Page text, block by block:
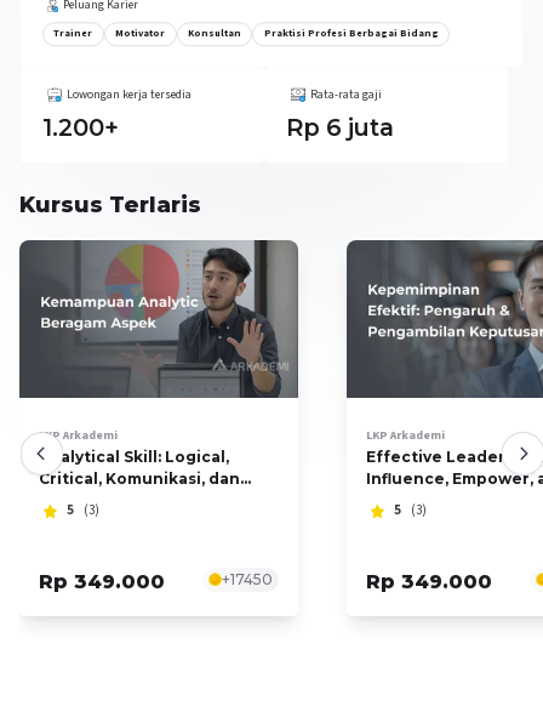
Peluang Karier
Trainer Motivator Konsultan Praktisi Profesi Berbagai Bidang
Lowongan kerja tersedia
1.200+
Rata-rata gaji
Rp 6 juta
Kursus Terlaris
LKP Arkademi
Analytical Skill: Logical,
Critical, Komunikasi, dan
Kreativitas
5 (3)
Rp 349.000 +17450
LKP Arkademi
Effective
Influence, Empower,
Decision Making
5 (3)
Rp 349.000